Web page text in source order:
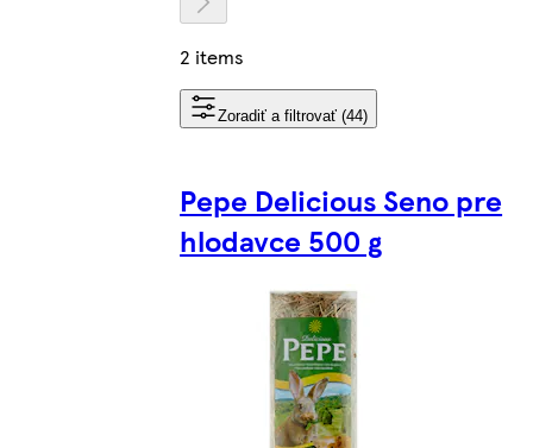
2 items
Zoradiť a filtrovať (44)
Pepe Delicious Seno pre
hlodavce 500 g